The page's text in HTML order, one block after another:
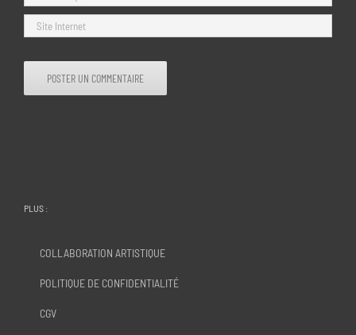
PLUS :
COLLABORATION ARTISTIQUE
POLITIQUE DE CONFIDENTIALITÉ
CGV